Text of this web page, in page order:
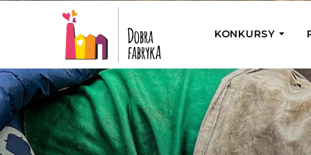
KONKURSY
Wyjedź z
Odwiedź
działamy